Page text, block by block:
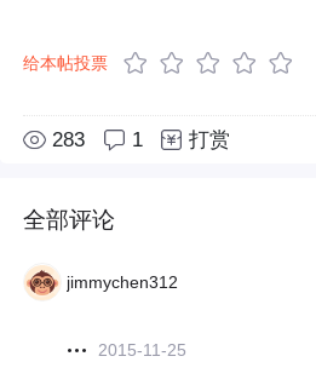
给本帖投票
283 1 打赏
全部评论
jimmychen312
2015-11-25